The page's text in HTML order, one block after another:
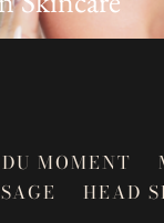
MOMENT
HEAD